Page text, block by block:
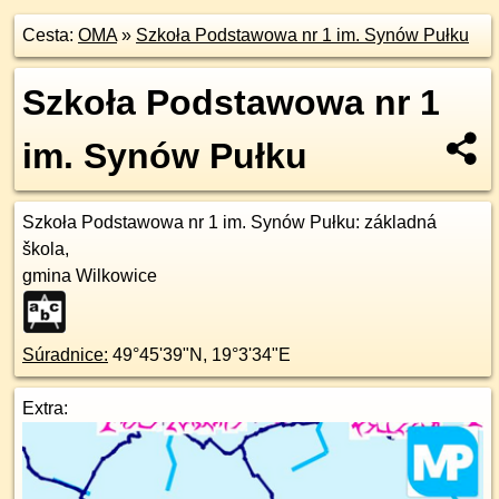
Cesta: OMA» Szkoła Podstawowa nr 1 im. Synów Pułku
Szkoła Podstawowa nr 1
im. Synów Pułku
Szkoła Podstawowa nr 1 im. Synów Pułku: základná
škola,
gmina Wilkowice
Súradnice: 49°45'39"N , 19°3'34"E
Extra: